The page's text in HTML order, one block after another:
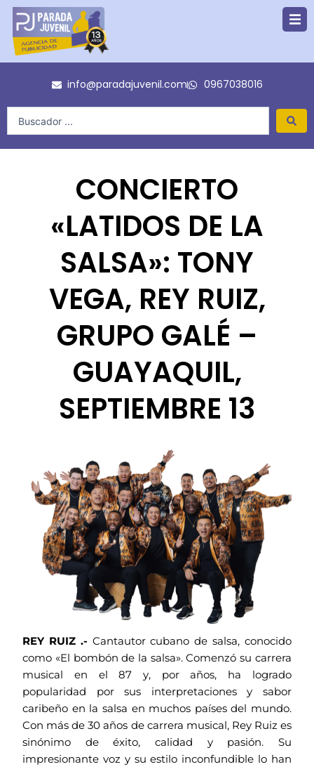
contenido
info@paradajuvenil.com 0967038016
CONCIERTO
«LATIDOS DE LA
SALSA»: TONY
VEGA, REY RUIZ,
GRUPO GALÉ –
GUAYAQUIL,
SEPTIEMBRE 13
REY RUIZ .- Cantautor cubano de salsa, conocido
como «El bombón de la salsa». Comenzó su carrera
musical en el 87 y, por años, ha logrado
popularidad por sus interpretaciones y sabor
caribeño en la salsa en muchos países del mundo.
Con más de 30 años de carrera musical, Rey Ruiz es
sinónimo de éxito, calidad y pasión. Su
impresionante voz y su estilo inconfundible lo han